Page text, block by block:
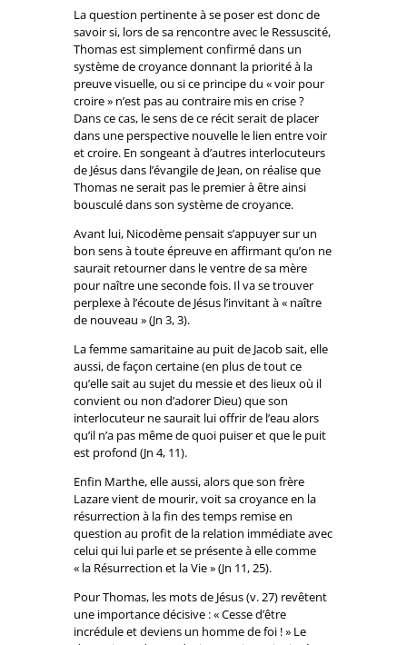
La question pertinente à se poser est donc de
savoir si, lors de sa rencontre avec le Ressuscité,
Thomas est simplement confirmé dans un
système de croyance donnant la priorité à la
preuve visuelle, ou si ce principe du « voir pour
croire » n’est pas au contraire mis en crise ?
Dans ce cas, le sens de ce récit serait de placer
dans une perspective nouvelle le lien entre voir
et croire. En songeant à d’autres interlocuteurs
de Jésus dans l’évangile de Jean, on réalise que
Thomas ne serait pas le premier à être ainsi
bousculé dans son système de croyance.
Avant lui, Nicodème pensait s’appuyer sur un
bon sens à toute épreuve en affirmant qu’on ne
saurait retourner dans le ventre de sa mère
pour naître une seconde fois. Il va se trouver
perplexe à l’écoute de Jésus l’invitant à « naître
de nouveau » (Jn 3, 3).
La femme samaritaine au puit de Jacob sait, elle
aussi, de façon certaine (en plus de tout ce
qu’elle sait au sujet du messie et des lieux où il
convient ou non d’adorer Dieu) que son
interlocuteur ne saurait lui offrir de l’eau alors
qu’il n’a pas même de quoi puiser et que le puit
est profond (Jn 4, 11).
Enfin Marthe, elle aussi, alors que son frère
Lazare vient de mourir, voit sa croyance en la
résurrection à la fin des temps remise en
question au profit de la relation immédiate avec
celui qui lui parle et se présente à elle comme
« la Résurrection et la Vie » (Jn 11, 25).
Pour Thomas, les mots de Jésus (v. 27) revêtent
une importance décisive : « Cesse d’être
incrédule et deviens un homme de foi ! » Le